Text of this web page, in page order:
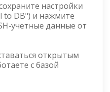
настройки
to DB") и нажмите
учетные данные от
открытым
с базой